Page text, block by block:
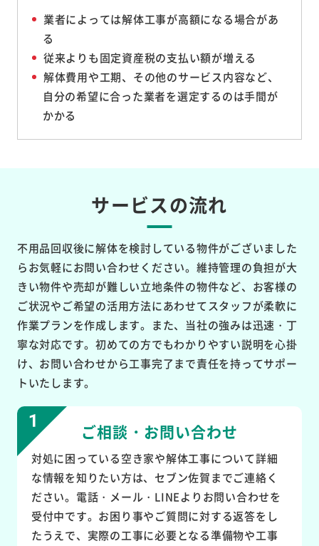
業者によっては解体工事が高額になる場合があ
る
従来よりも固定資産税の支払い額が増える
解体費用や工期、その他のサービス内容など、
自分の希望に合った業者を選定するのは手間が
かかる
サービスの流れ
不用品回収後に解体を検討している物件がございました
らお気軽にお問い合わせください。維持管理の負担が大
きい物件や売却が難しい立地条件の物件など、お客様の
ご状況やご希望の活用方法にあわせてスタッフが柔軟に
作業プランを作成します。また、当社の強みは迅速・丁
寧な対応です。初めての方でもわかりやすい説明を心掛
け、お問い合わせから工事完了まで責任を持ってサポー
トいたします。
ご相談・お問い合わせ
対処に困っている空き家や解体工事について詳細
な情報を知りたい方は、セブン佐賀までご連絡く
ださい。電話・メール・LINEよりお問い合わせを
受付中です。お困り事やご質問に対する返答をし
たうえで、実際の工事に必要となる準備物や工事